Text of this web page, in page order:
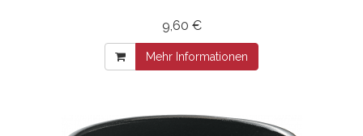
9,60 €
Mehr Informationen